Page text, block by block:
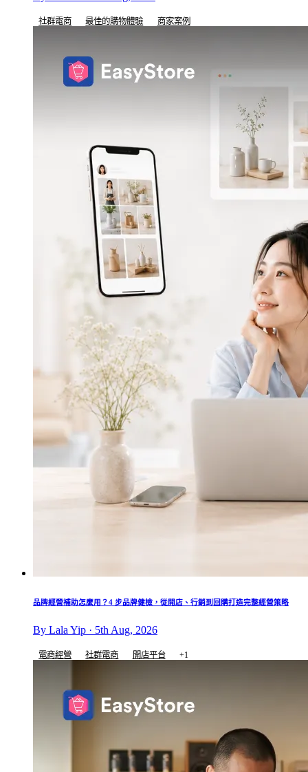
社群電商 最佳的購物體驗 商家案例
品牌經營補助怎麼用？4 步品牌健檢，從開店、行銷到回購打造完整經營策略
By Lala Yip · 5th Aug, 2026
電商經營 社群電商 開店平台 +1